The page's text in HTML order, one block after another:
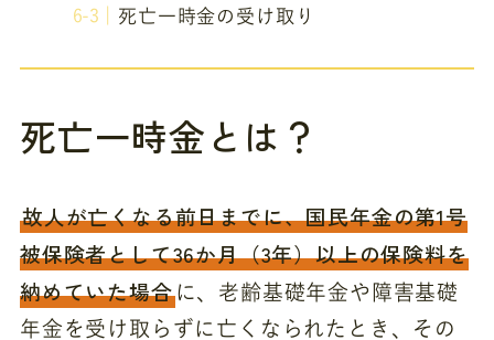
死亡一時金の受け取り
死亡一時金とは？
故人が亡くなる前日までに、国民年金の第1号
被保険者として36か月（3年）以上の保険料を
納めていた場合に、老齢基礎年金や障害基礎
年金を受け取らずに亡くなられたとき、その